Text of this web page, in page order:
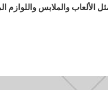
والملابس واللوازم